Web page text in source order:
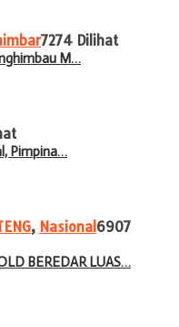
7274 Dilihat
M…
Pimpina…
, Nasional 6907
BEREDAR LUAS…